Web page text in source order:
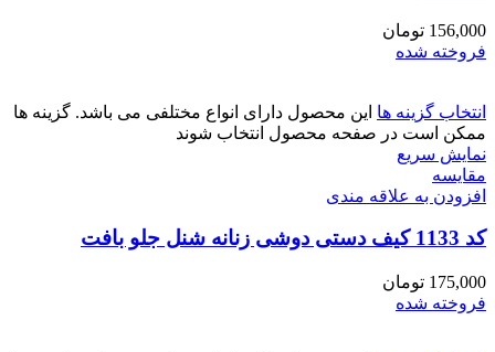
156,000 تومان
فروخته شده
انتخاب گزینه ها این محصول دارای انواع مختلفی می باشد. گزینه ها
ممکن است در صفحه محصول انتخاب شوند
نمایش سریع
مقايسه
افزودن به علاقه مندی
کد 1133 کیف دستی دوشی زنانه شنل جلو بافت
175,000 تومان
فروخته شده